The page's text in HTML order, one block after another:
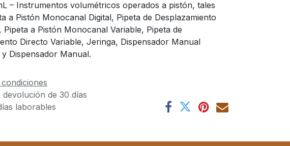
– Instrumentos volumétricos operados a pistón, tales
a Pistón Monocanal Digital, Pipeta de Desplazamiento
Pipeta a Pistón Monocanal Variable, Pipeta de
Directo Variable, Jeringa, Dispensador Manual
Dispensador Manual.
devolución de 30 días
laborables